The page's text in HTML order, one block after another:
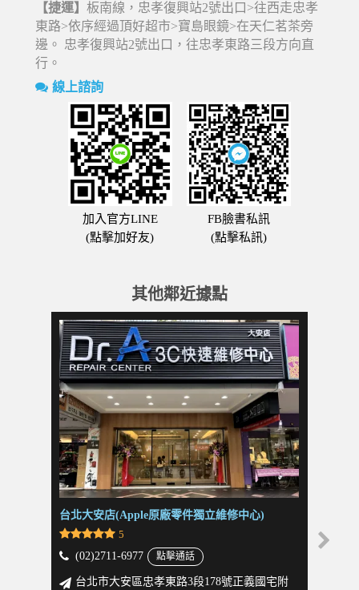
【捷運】板南線，忠孝復興站2號出口>往西走忠孝
東路>依序經過頂好超市>寶島眼鏡>在天仁茗茶旁
邊。 忠孝復興站2號出口，往忠孝東路三段方向直
行。
線上諮詢
加入官方LINE
(點擊加好友)
FB臉書私訊
(點擊私訊)
其他鄰近據點
台北大安店(Apple原廠零件獨立維修中心)
5
(02)2711-6977
點擊通話
台北市大安區忠孝東路3段178號正義國宅附